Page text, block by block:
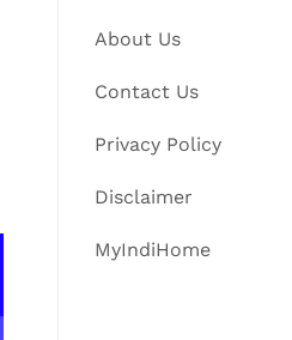
About Us
Contact Us
Privacy Policy
Disclaimer
MyIndiHome